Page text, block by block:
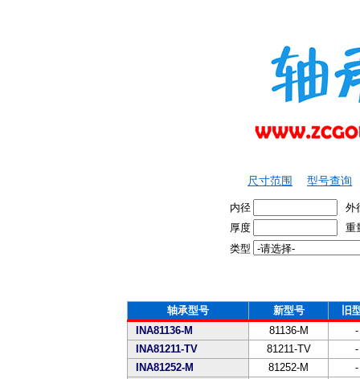
尺寸范围 型号查询
内径
外
厚度
重
类型
轴承型号 新型号
旧
INA81136-M
81136-M
-
INA81211-TV
81211-TV
-
INA81252-M
81252-M
-